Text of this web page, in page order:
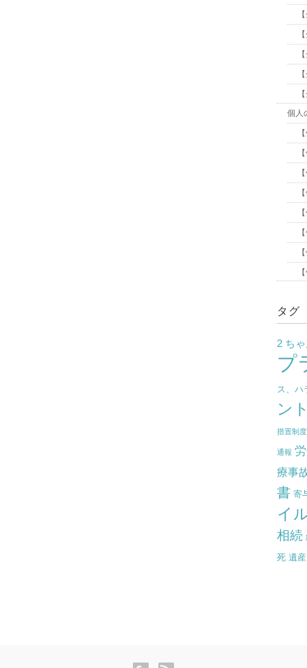
個人
タグ
2 ち
プ
ス、ハ
ン
措置制度
通報
療事
書 寄
イ
相続
死 遺産